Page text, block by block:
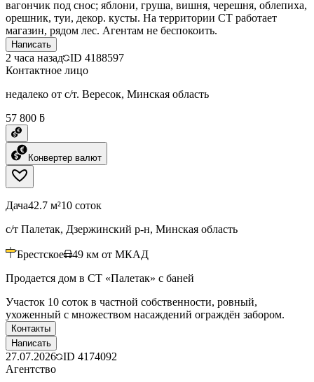
вагончик под снос; яблони, груша, вишня, черешня, облепиха,
орешник, туи, декор. кусты. На территории СТ работает
магазин, рядом лес. Агентам не беспокоить.
Написать
2 часа назад ID 4188597
Контактное лицо
недалеко от с/т. Вересок, Минская область
57 800 ƃ
Конвертер валют
Дача42.7 м²10 соток
с/т Палетак, Дзержинский р-н, Минская область
Брестское 49 км от МКАД
Продается дом в СТ «Палетак» с баней
Участок 10 соток в частной собственности, ровный,
ухоженный с множеством насаждений ограждён забором.
Контакты
Написать
27.07.2026 ID 4174092
Агентство